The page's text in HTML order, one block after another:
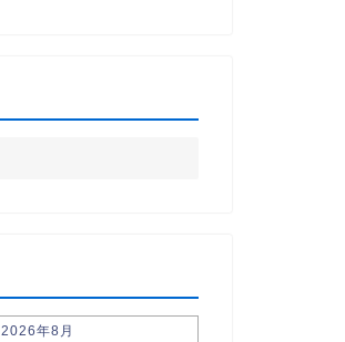
2026年8月